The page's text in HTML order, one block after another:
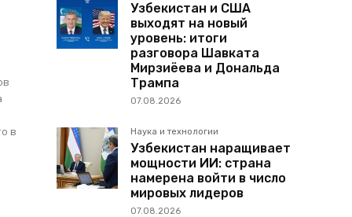
в
Узбекистан и США
выходят на новый
уровень: итоги
разговора Шавката
Мирзиёева и Дональда
Трампа
07.08.2026
Наука и технологии
Узбекистан наращивает
мощности ИИ: страна
намерена войти в число
мировых лидеров
07.08.2026